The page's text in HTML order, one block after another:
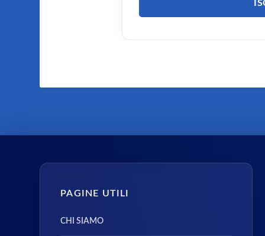
PAGINE UTILI
CHI SIAMO